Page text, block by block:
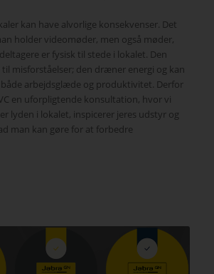
kan have alvorlige konsekvenser. Det
holder videomøder, men også møder,
er fysisk til stede i lokalet. Den
misforståelser; den dræner energi og kan
arbejdsglæde og produktivitet. Derfor
en uforpligtende konsultation, hvor vi
lyden i lokalet, inspicerer jeres udstyr og
man kan gøre for at forbedre